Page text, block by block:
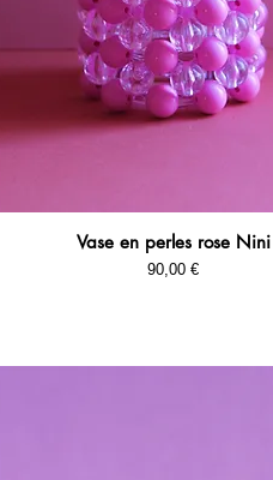
Aperçu rapide
Vase en perles rose Nini
Prix
90,00 €